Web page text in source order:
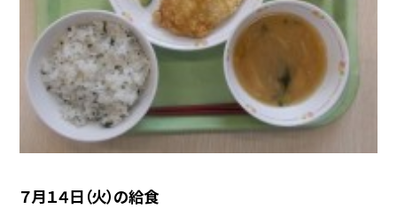
７月１４日（火）の給食